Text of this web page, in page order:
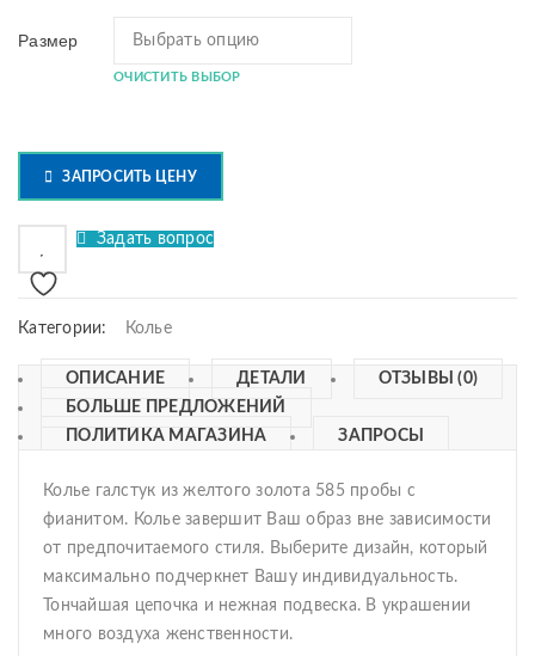
Размер
ОЧИСТИТЬ ВЫБОР
ЗАПРОСИТЬ ЦЕНУ
Задать вопрос
Категории: Колье
ОПИСАНИЕ ДЕТАЛИ
ОТЗЫВЫ (0)
БОЛЬШЕ ПРЕДЛОЖЕНИЙ
ПОЛИТИКА МАГАЗИНА
ЗАПРОСЫ
Колье галстук из желтого золота 585 пробы с
фианитом. Колье завершит Ваш образ вне зависимости
от предпочитаемого стиля. Выберите дизайн, который
максимально подчеркнет Вашу индивидуальность.
Тончайшая цепочка и нежная подвеска. В украшении
много воздуха женственности.